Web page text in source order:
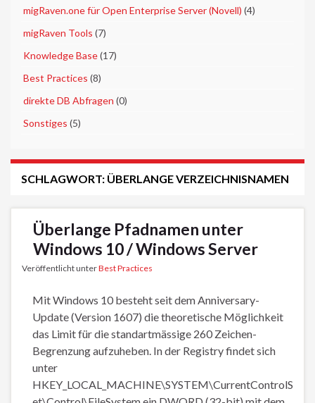
migRaven.one für Open Enterprise Server (Novell) (4)
migRaven Tools (7)
Knowledge Base(17)
Best Practices (8)
direkte DB Abfragen (0)
Sonstiges (5)
SCHLAGWORT: ÜBERLANGE VERZEICHNISNAMEN
Überlange Pfadnamen unter
Windows 10 / Windows Server
Veröffentlicht unterBest Practices
Mit Windows 10 besteht seit dem Anniversary-
Update (Version 1607) die theoretische Möglichkeit
das Limit für die standartmässige 260 Zeichen-
Begrenzung aufzuheben. In der Registry findet sich
unter
HKEY_LOCAL_MACHINE\SYSTEM\CurrentControlS